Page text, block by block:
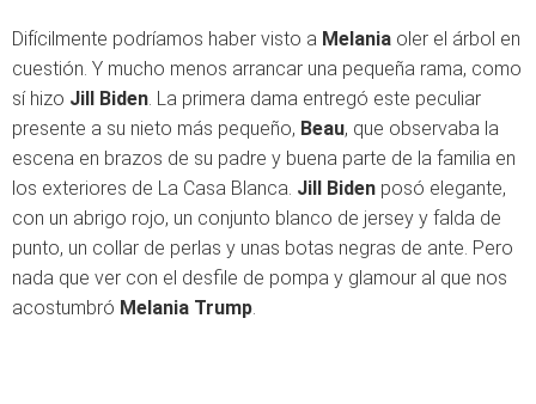
Difícilmente podríamos haber visto a Melania oler el árbol en
cuestión. Y mucho menos arrancar una pequeña rama, como
sí hizo Jill Biden . La primera dama entregó este peculiar
presente a su nieto más pequeño, Beau, que observaba la
escena en brazos de su padre y buena parte de la familia en
los exteriores de La Casa Blanca. Jill Biden posó elegante,
con un abrigo rojo, un conjunto blanco de jersey y falda de
punto, un collar de perlas y unas botas negras de ante. Pero
nada que ver con el desfile de pompa y glamour al que nos
acostumbró Melania Trump